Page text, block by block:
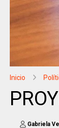
Inicio
Gabriela